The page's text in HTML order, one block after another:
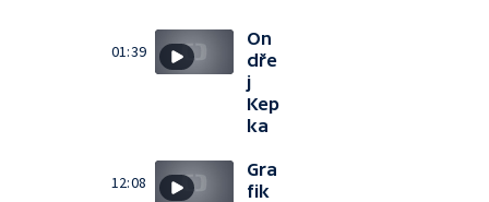
01:39
On
dře
j
Kep
ka
12:08
Gra
fik